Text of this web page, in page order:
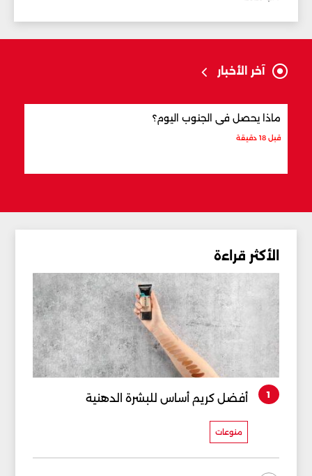
آخر الأخبار
ماذا يحصل في الجنوب اليوم؟
قبل 18 دقيقة
الأكثر قراءة
1 أفضل كريم أساس للبشرة الدهنية
منوعات